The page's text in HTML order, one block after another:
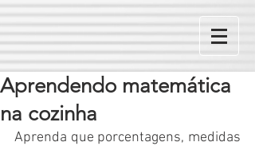
Aprendendo matemática
na cozinha
Aprenda que porcentagens, medidas